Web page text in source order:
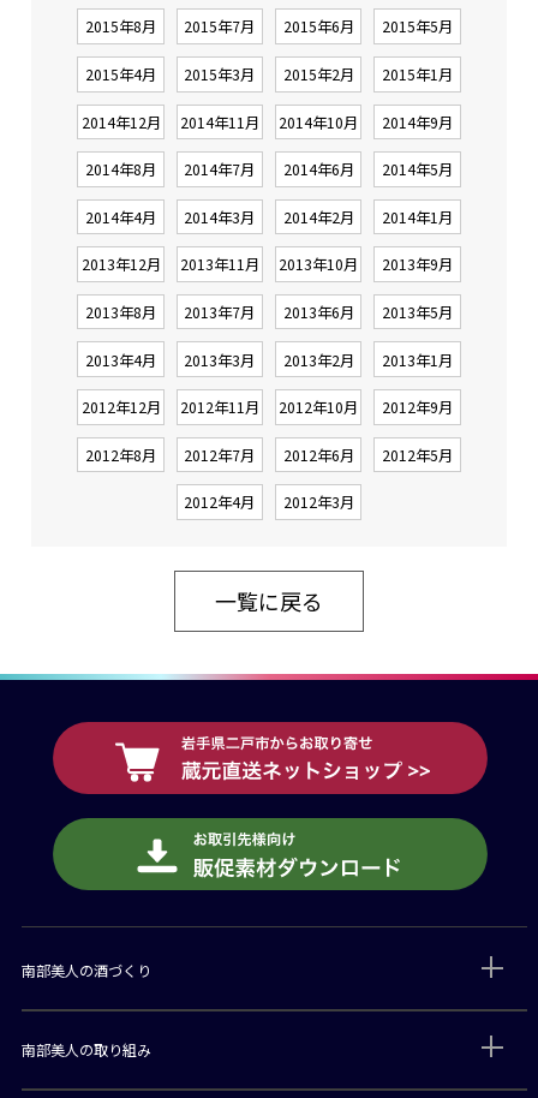
2015年8月 2015年7月 2015年6月 2015年5月
2015年4月 2015年3月 2015年2月 2015年1月
2014年12月 2014年11月 2014年10月 2014年9月
2014年8月 2014年7月 2014年6月 2014年5月
2014年4月 2014年3月 2014年2月 2014年1月
2013年12月 2013年11月 2013年10月 2013年9月
2013年8月 2013年7月 2013年6月 2013年5月
2013年4月 2013年3月 2013年2月 2013年1月
2012年12月 2012年11月 2012年10月 2012年9月
2012年8月 2012年7月 2012年6月 2012年5月
2012年4月 2012年3月
一覧に戻る
南部美人の酒づくり
南部美人の取り組み